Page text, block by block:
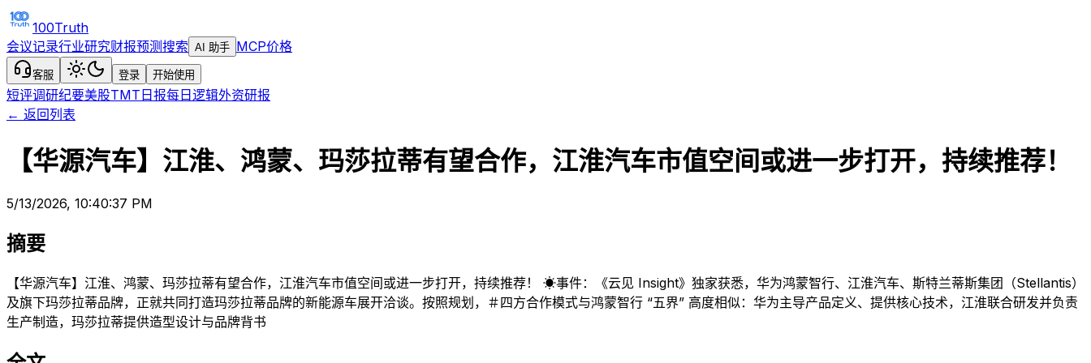
100Truth
会议记录行业研究财报预测搜索 AI 助手 MCP价格
客服 登录 开始使用
短评调研纪要美股TMT日报每日逻辑外资研报
← 返回列表
【华源汽车】江淮、鸿蒙、玛莎拉蒂有望合作，江淮汽车市值空间或进一步打开，持续推荐！
5/13/2026, 10:40:37 PM
摘要
【华源汽车】江淮、鸿蒙、玛莎拉蒂有望合作，江淮汽车市值空间或进一步打开，持续推荐！ ☀事件：《云见 Insight》独家获悉，华为鸿蒙智行、江淮汽车、斯特兰蒂斯集团（Stellantis）
及旗下玛莎拉蒂品牌，正就共同打造玛莎拉蒂品牌的新能源车展开洽谈。按照规划，＃四方合作模式与鸿蒙智行 “五界” 高度相似：华为主导产品定义、提供核心技术，江淮联合研发并负责
生产制造，玛莎拉蒂提供造型设计与品牌背书